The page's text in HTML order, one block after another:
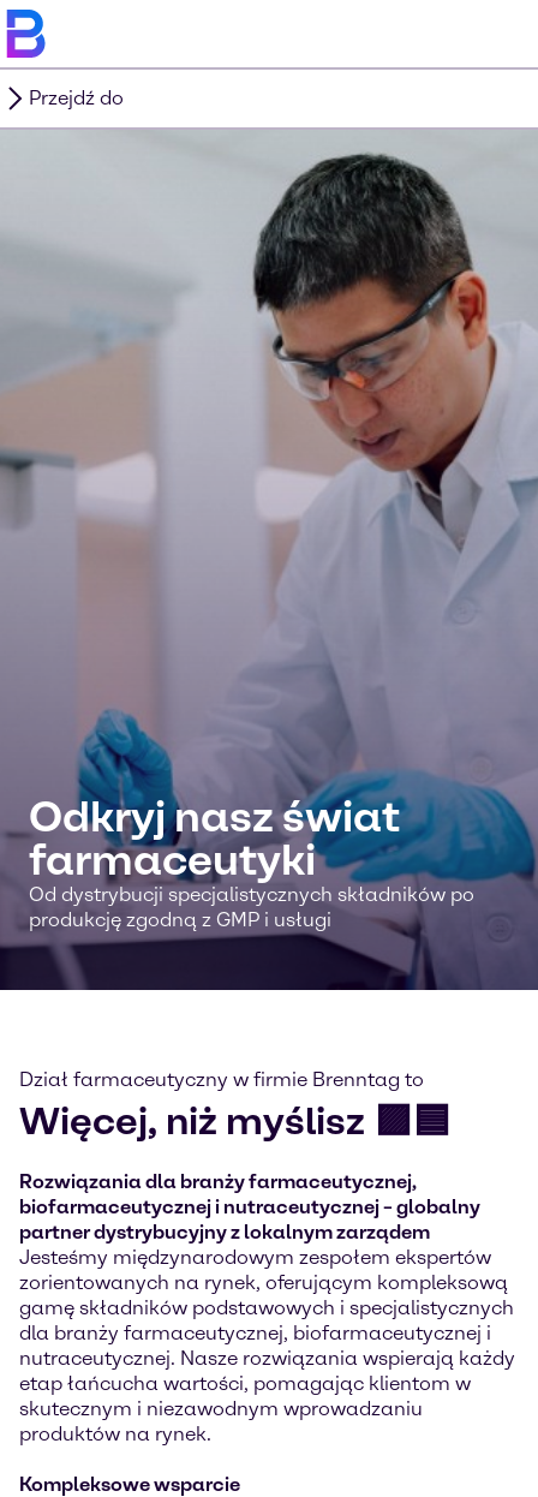
Przejdź do
Odkryj nasz świat
farmaceutyki
Od dystrybucji specjalistycznych składników po
produkcję zgodną z GMP i usługi
Dział farmaceutyczny w firmie Brenntag to
Więcej, niż myślisz 🟪🟦
Rozwiązania dla branży farmaceutycznej,
biofarmaceutycznej i nutraceutycznej – globalny
partner dystrybucyjny z lokalnym zarządem
Jesteśmy międzynarodowym zespołem ekspertów
zorientowanych na rynek, oferującym kompleksową
gamę składników podstawowych i specjalistycznych
dla branży farmaceutycznej, biofarmaceutycznej i
nutraceutycznej. Nasze rozwiązania wspierają każdy
etap łańcucha wartości, pomagając klientom w
skutecznym i niezawodnym wprowadzaniu
produktów na rynek.
Kompleksowe wsparcie